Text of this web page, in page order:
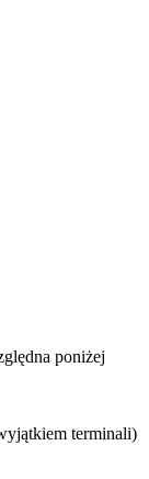
poniżej
terminali)